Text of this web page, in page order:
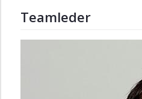
Helseberedskap
Teamleder